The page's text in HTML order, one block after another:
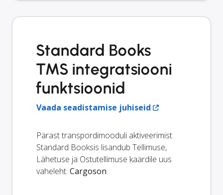
Standard Books
TMS integratsiooni
funktsioonid
Vaada seadistamise juhiseid
Pärast transpordimooduli aktiveerimist
Standard Booksis lisandub Tellimuse,
Lähetuse ja Ostutellimuse kaardile uus
vaheleht: Cargoson.